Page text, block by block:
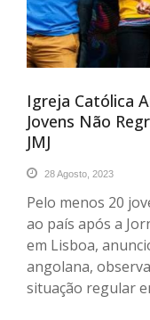
Igreja Católica
Jovens Não
JMJ
28 Agosto, 2023
Pelo menos 20
ao país após a
em Lisboa,
angolana,
situação regular